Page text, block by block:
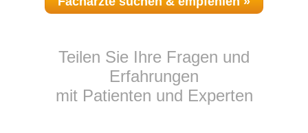
Teilen Sie Ihre Fragen und
Erfahrungen
mit Patienten und Experten